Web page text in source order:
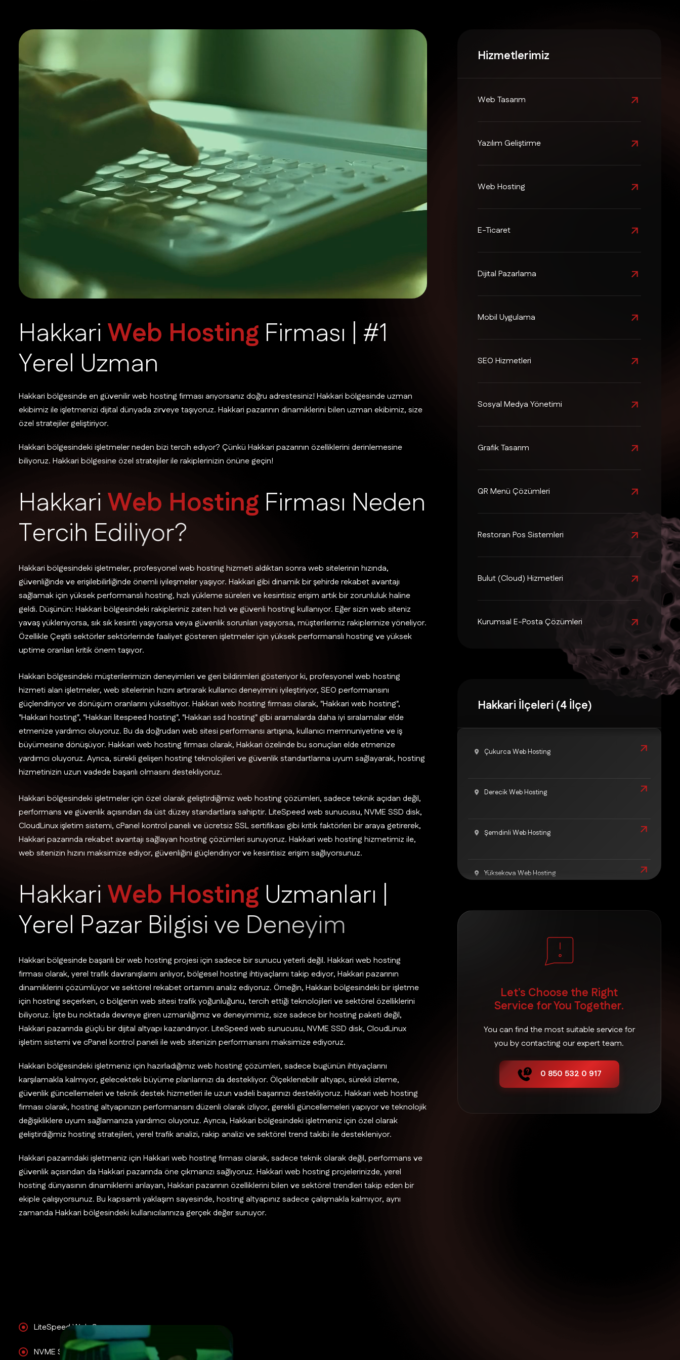
Hakkari Web Hosting Firması | #1
Yerel Uzman
Hakkari bölgesinde en güvenilir web hosting firması arıyorsanız doğru adrestesiniz! Hakkari bölgesinde uzman
ekibimiz ile işletmenizi dijital dünyada zirveye taşıyoruz. Hakkari pazarının dinamiklerini bilen uzman ekibimiz, size
özel stratejiler geliştiriyor.
Hakkari bölgesindeki işletmeler neden bizi tercih ediyor? Çünkü Hakkari pazarının özelliklerini derinlemesine
biliyoruz. Hakkari bölgesine özel stratejiler ile rakiplerinizin önüne geçin!
Hakkari Web Hosting Firması Neden
Tercih Ediliyor?
Hakkari bölgesindeki işletmeler, profesyonel web hosting hizmeti aldıktan sonra web sitelerinin hızında,
güvenliğinde ve erişilebilirliğinde önemli iyileşmeler yaşıyor. Hakkari gibi dinamik bir şehirde rekabet avantajı
sağlamak için yüksek performanslı hosting, hızlı yükleme süreleri ve kesintisiz erişim artık bir zorunluluk haline
geldi. Düşünün: Hakkari bölgesindeki rakipleriniz zaten hızlı ve güvenli hosting kullanıyor. Eğer sizin web siteniz
yavaş yükleniyorsa, sık sık kesinti yaşıyorsa veya güvenlik sorunları yaşıyorsa, müşterileriniz rakiplerinize yöneliyor.
Özellikle Çeşitli sektörler sektörlerinde faaliyet gösteren işletmeler için yüksek performanslı hosting ve yüksek
uptime oranları kritik önem taşıyor.
Hakkari bölgesindeki müşterilerimizin deneyimleri ve geri bildirimleri gösteriyor ki, profesyonel web hosting
hizmeti alan işletmeler, web sitelerinin hızını artırarak kullanıcı deneyimini iyileştiriyor, SEO performansını
güçlendiriyor ve dönüşüm oranlarını yükseltiyor. Hakkari web hosting firması olarak, "Hakkari web hosting",
"Hakkari hosting", "Hakkari litespeed hosting", "Hakkari ssd hosting" gibi aramalarda daha iyi sıralamalar elde
etmenize yardımcı oluyoruz. Bu da doğrudan web sitesi performansı artışına, kullanıcı memnuniyetine ve iş
büyümesine dönüşüyor. Hakkari web hosting firması olarak, Hakkari özelinde bu sonuçları elde etmenize
yardımcı oluyoruz. Ayrıca, sürekli gelişen hosting teknolojileri ve güvenlik standartlarına uyum sağlayarak, hosting
hizmetinizin uzun vadede başarılı olmasını destekliyoruz.
Hakkari bölgesindeki işletmeler için özel olarak geliştirdiğimiz web hosting çözümleri, sadece teknik açıdan değil,
performans ve güvenlik açısından da üst düzey standartlara sahiptir. LiteSpeed web sunucusu, NVME SSD disk,
CloudLinux işletim sistemi, cPanel kontrol paneli ve ücretsiz SSL sertifikası gibi kritik faktörleri bir araya getirerek,
Hakkari pazarında rekabet avantajı sağlayan hosting çözümleri sunuyoruz. Hakkari web hosting hizmetimiz ile,
web sitenizin hızını maksimize ediyor, güvenliğini güçlendiriyor ve kesintisiz erişim sağlıyorsunuz.
Hakkari Web Hosting Uzmanları |
Yerel Pazar Bilgisive Deneyim
Hakkari bölgesinde başarılı bir web hosting projesi için sadece bir sunucu yeterli değil. Hakkari web hosting
firması olarak, yerel trafik davranışlarını anlıyor, bölgesel hosting ihtiyaçlarını takip ediyor, Hakkari pazarının
dinamiklerini çözümlüyor ve sektörel rekabet ortamını analiz ediyoruz. Örneğin, Hakkari bölgesindeki bir işletme
için hosting seçerken, o bölgenin web sitesi trafik yoğunluğunu, tercih ettiği teknolojileri ve sektörel özelliklerini
biliyoruz. İşte bu noktada devreye giren uzmanlığımız ve deneyimimiz, size sadece bir hosting paketi değil,
Hakkari pazarında güçlü bir dijital altyapı kazandırıyor. LiteSpeed web sunucusu, NVME SSD disk, CloudLinux
işletim sistemi ve cPanel kontrol paneli ile web sitenizin performansını maksimize ediyoruz.
Hakkari bölgesindeki işletmeniz için hazırladığımız web hosting çözümleri, sadece bugünün ihtiyaçlarını
karşılamakla kalmıyor, gelecekteki büyüme planlarınızı da destekliyor. Ölçeklenebilir altyapı, sürekli izleme,
güvenlik güncellemeleri ve teknik destek hizmetleri ile uzun vadeli başarınızı destekliyoruz. Hakkari web hosting
firması olarak, hosting altyapınızın performansını düzenli olarak izliyor, gerekli güncellemeleri yapıyor ve teknolojik
değişikliklere uyum sağlamanıza yardımcı oluyoruz. Ayrıca, Hakkari bölgesindeki işletmeniz için özel olarak
geliştirdiğimiz hosting stratejileri, yerel trafik analizi, rakip analizi ve sektörel trend takibi ile destekleniyor.
Hakkari pazarındaki işletmeniz için Hakkari web hosting firması olarak, sadece teknik olarak değil, performans ve
güvenlik açısından da Hakkari pazarında öne çıkmanızı sağlıyoruz. Hakkari web hosting projelerinizde, yerel
hosting dünyasının dinamiklerini anlayan, Hakkari pazarının özelliklerini bilen ve sektörel trendleri takip eden bir
ekiple çalışıyorsunuz. Bu kapsamlı yaklaşım sayesinde, hosting altyapınız sadece çalışmakla kalmıyor, aynı
zamanda Hakkari bölgesindeki kullanıcılarınıza gerçek değer sunuyor.
LiteSpeed Web Sunucusu
NVME SSD Disk Altyapısı
Hizmetlerimiz
Web Tasarım
Yazılım Geliştirme
Web Hosting
E-Ticaret
Dijital Pazarlama
Mobil Uygulama
SEO Hizmetleri
Sosyal Medya Yönetimi
Grafik Tasarım
QR Menü Çözümleri
Restoran Pos Sistemleri
Bulut (Cloud) Hizmetleri
Kurumsal E-Posta Çözümleri
Hakkari İlçeleri (4 İlçe)
Çukurca Web Hosting
Derecik Web Hosting
Şemdinli Web Hosting
Yüksekova Web Hosting
Let's Choose the Right
Service for You Together.
You can find the most suitable service for
you by contacting our expert team.
0 850 532 0 917